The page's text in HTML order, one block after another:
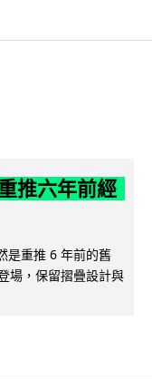
推六年前經
是重推 6 年前的舊
場，保留摺疊設計與